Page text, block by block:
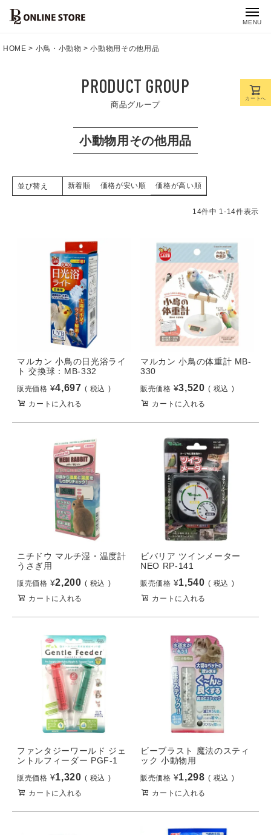
MENU
HOME 小鳥・小動物 小動物用その他用品
PRODUCT GROUP
商品グループ
小動物用その他用品
並び替え 新着順 価格が安い順 価格が高い順
14件中 1-14件表示
マルカン 小鳥の日光浴ライ
ト 交換球：MB-332
販売価格 ¥4,697
税込
カートに入れる
マルカン 小鳥の体重計 MB-
330
販売価格 ¥3,520
税込
カートに入れる
ニチドウ マルチ湿・温度計
うさぎ用
販売価格 ¥2,200
税込
カートに入れる
ビバリア ツインメーター
NEO RP-141
販売価格 ¥1,540
税込
カートに入れる
ファンタジーワールド ジェ
ントルフィーダー PGF-1
販売価格 ¥1,320
税込
カートに入れる
ビーブラスト 魔法のスティ
ック 小動物用
販売価格 ¥1,298
税込
カートに入れる
カートへ